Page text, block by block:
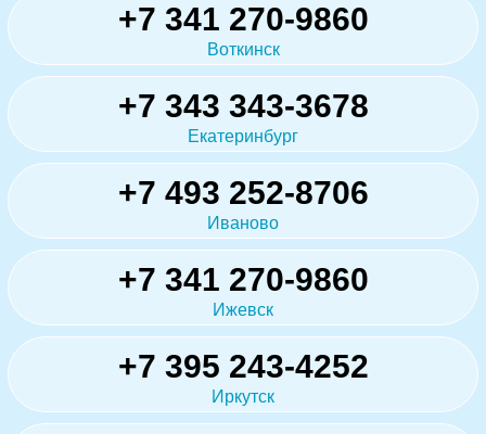
+7 341 270-9860
Воткинск
+7 343 343-3678
Екатеринбург
+7 493 252-8706
Иваново
+7 341 270-9860
Ижевск
+7 395 243-4252
Иркутск